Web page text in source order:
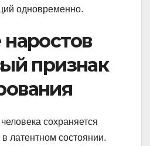
одновременно.
признак
сохраняется
латентном состоянии.